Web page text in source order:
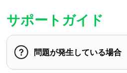
サポートガイド
問題が発生している場合